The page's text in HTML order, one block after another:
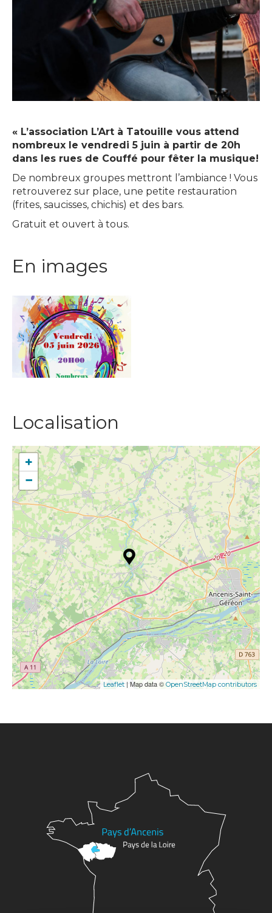
« L’association L’Art à Tatouille vous attend
nombreux le vendredi 5 juin à partir de 20h
dans les rues de Couffé pour fêter la musique!
De nombreux groupes mettront l’ambiance ! Vous
retrouverez sur place, une petite restauration
(frites, saucisses, chichis) et des bars.
Gratuit et ouvert à tous.
En images
Localisation
+
−
Leaflet | Map data © OpenStreetMap contributors